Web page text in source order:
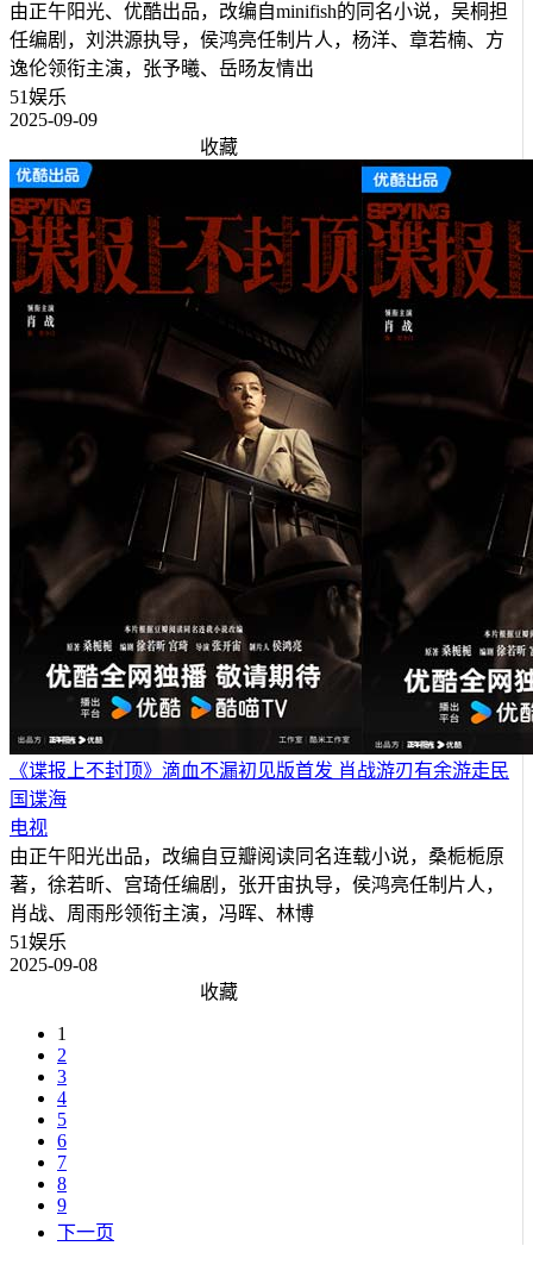
由正午阳光、优酷出品，改编自minifish的同名小说，吴桐担
任编剧，刘洪源执导，侯鸿亮任制片人，杨洋、章若楠、方
逸伦领衔主演，张予曦、岳旸友情出
51娱乐
2025-09-09
收藏
《谍报上不封顶》滴血不漏初见版首发 肖战游刃有余游走民
国谍海
电视
由正午阳光出品，改编自豆瓣阅读同名连载小说，桑栀栀原
著，徐若昕、宫琦任编剧，张开宙执导，侯鸿亮任制片人，
肖战、周雨彤领衔主演，冯晖、林博
51娱乐
2025-09-08
收藏
1
2
3
4
5
6
7
8
9
下一页